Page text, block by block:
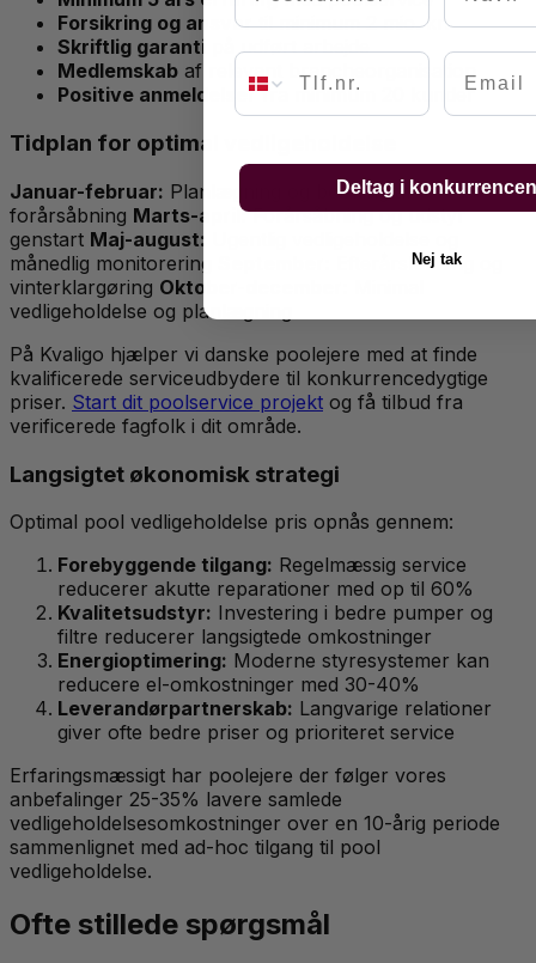
Forsikring og ansvartil minimum 2 mio. kr.
Skriftlig garanti på udført arbejde
Medlemskab af relevant brancheorganisation
Positive anmeldelserfra minimum 20 kunder
Tidplan for optimal vedligeholdelse
Januar-februar: Planlægning og booking af
forårsåbning Marts-april:Forårsåbning og udstyr
genstart Maj-august:
månedlig monitorering
Efterårslukning og
vinterklargøring Oktober-december:
vedligeholdelse og planlægning
På Kvaligo hjælper vi danske poolejere med at finde
kvalificerede serviceudbydere til konkurrencedygtige
priser. Start dit poolservice projekt og få tilbud fra
verificerede fagfolk i dit område.
Langsigtet økonomisk strategi
Optimal pool vedligeholdelse pris opnås gennem:
Forebyggende tilgang: Regelmæssig service
reducerer akutte reparationer med op til 60%
Kvalitetsudstyr: Investering i bedre pumper og
filtre reducerer langsigtede omkostninger
Energioptimering: Moderne styresystemer kan
reducere el-omkostninger med 30-40%
Leverandørpartnerskab: Langvarige relationer
giver ofte bedre priser og prioriteret service
Erfaringsmæssigt har poolejere der følger vores
anbefalinger 25-35% lavere samlede
vedligeholdelsesomkostninger over en 10-årig periode
sammenlignet med ad-hoc tilgang til pool
vedligeholdelse.
Ofte stillede spørgsmål
Email
Deltag i konkurrencen
Nej tak